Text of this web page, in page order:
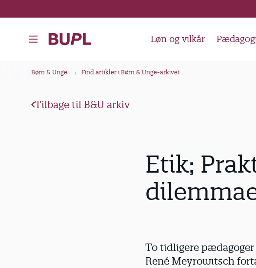
å
Løn og vilkår
Børn & Unge Find artikler i Børn & Unge-arkivet
Tilbage til B&U arkiv
Etik;
To tidligere pædagoger
René Meyrowitsch